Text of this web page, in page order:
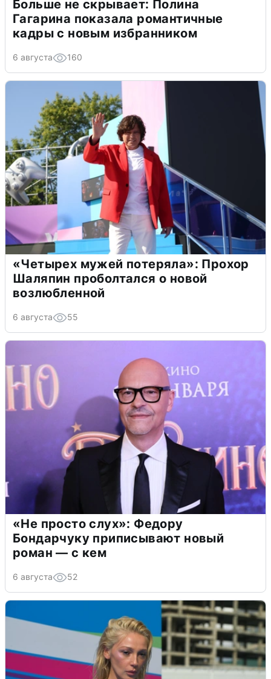
Больше не скрывает: Полина
Гагарина показала романтичные
кадры с новым избранником
6 августа 160
«Четырех мужей потеряла»: Прохор
Шаляпин проболтался о новой
возлюбленной
6 августа 55
«Не просто слух»: Федору
Бондарчуку приписывают новый
роман — с кем
6 августа 52